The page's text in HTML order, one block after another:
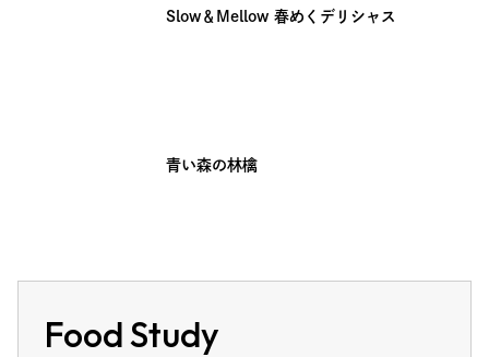
Slow＆Mellow 春めくデリシャス
青い森の林檎
Food Study